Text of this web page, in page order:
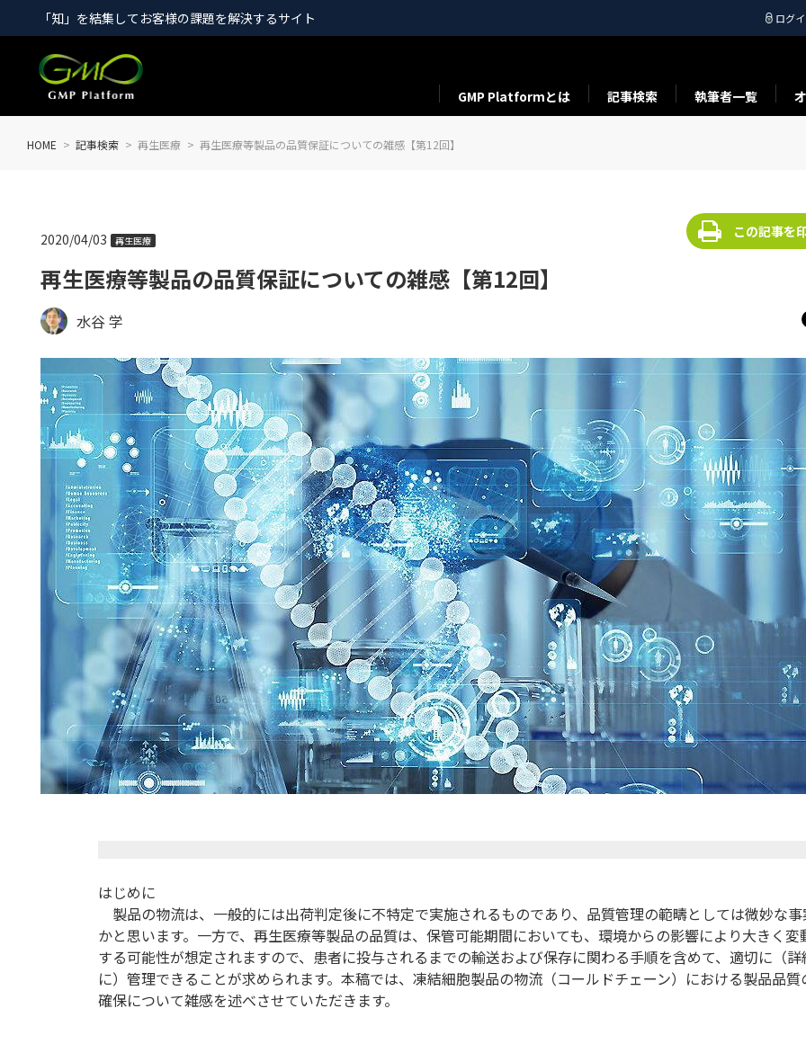
「知」を結集してお客様の課題を解決するサイト ログ
GMP Platformとは 記事検索 執筆者一覧
HOME 記事検索 再生医療 再生医療等製品の品質保証についての雑感【第12回】
再生医療等製品の品質保証についての雑感【第12回】
2020/04/03 再生医療
この記事を
水谷 学
はじめに
製品の物流は、一般的には出荷判定後に不特定で実施されるものであり、品質管理の範疇としては微妙な
かと思います。一方で、再生医療等製品の品質は、保管可能期間においても、環境からの影響により大きく変
する可能性が想定されますので、患者に投与されるまでの輸送および保存に関わる手順を含めて、適切に（詳
に）管理できることが求められます。本稿では、凍結細胞製品の物流（コールドチェーン）における製品品質
確保について雑感を述べさせていただきます。